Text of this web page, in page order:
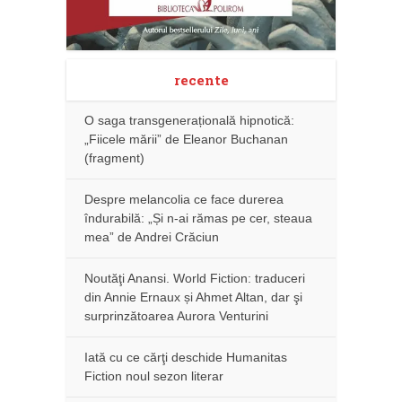
recente
O saga transgenerațională hipnotică:
„Fiicele mării” de Eleanor Buchanan
(fragment)
Despre melancolia ce face durerea
îndurabilă: „Și n-ai rămas pe cer, steaua
mea” de Andrei Crăciun
Noutăţi Anansi. World Fiction: traduceri
din Annie Ernaux și Ahmet Altan, dar şi
surprinzătoarea Aurora Venturini
Iată cu ce cărţi deschide Humanitas
Fiction noul sezon literar